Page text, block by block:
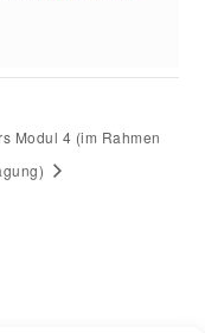
Modul 4 (im Rahmen